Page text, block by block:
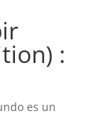
:
es un